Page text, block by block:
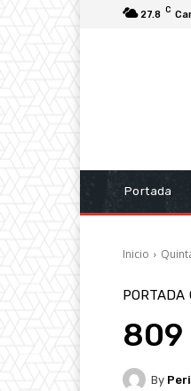
27.8 C
Portada
Inicio
PORTADA
809
By